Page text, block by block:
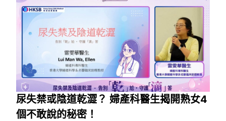
尿失禁或陰道乾澀？ 婦產科醫生揭開熟女4
個不敢說的秘密！